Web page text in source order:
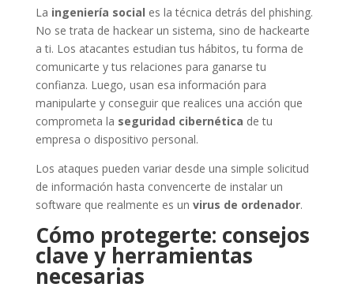
La ingeniería social es la técnica detrás del phishing.
No se trata de hackear un sistema, sino de hackearte
a ti. Los atacantes estudian tus hábitos, tu forma de
comunicarte y tus relaciones para ganarse tu
confianza. Luego, usan esa información para
manipularte y conseguir que realices una acción que
comprometa la seguridad cibernética de tu
empresa o dispositivo personal.
Los ataques pueden variar desde una simple solicitud
de información hasta convencerte de instalar un
software que realmente es un virus de ordenador.
Cómo protegerte: consejos
clave y herramientas
necesarias